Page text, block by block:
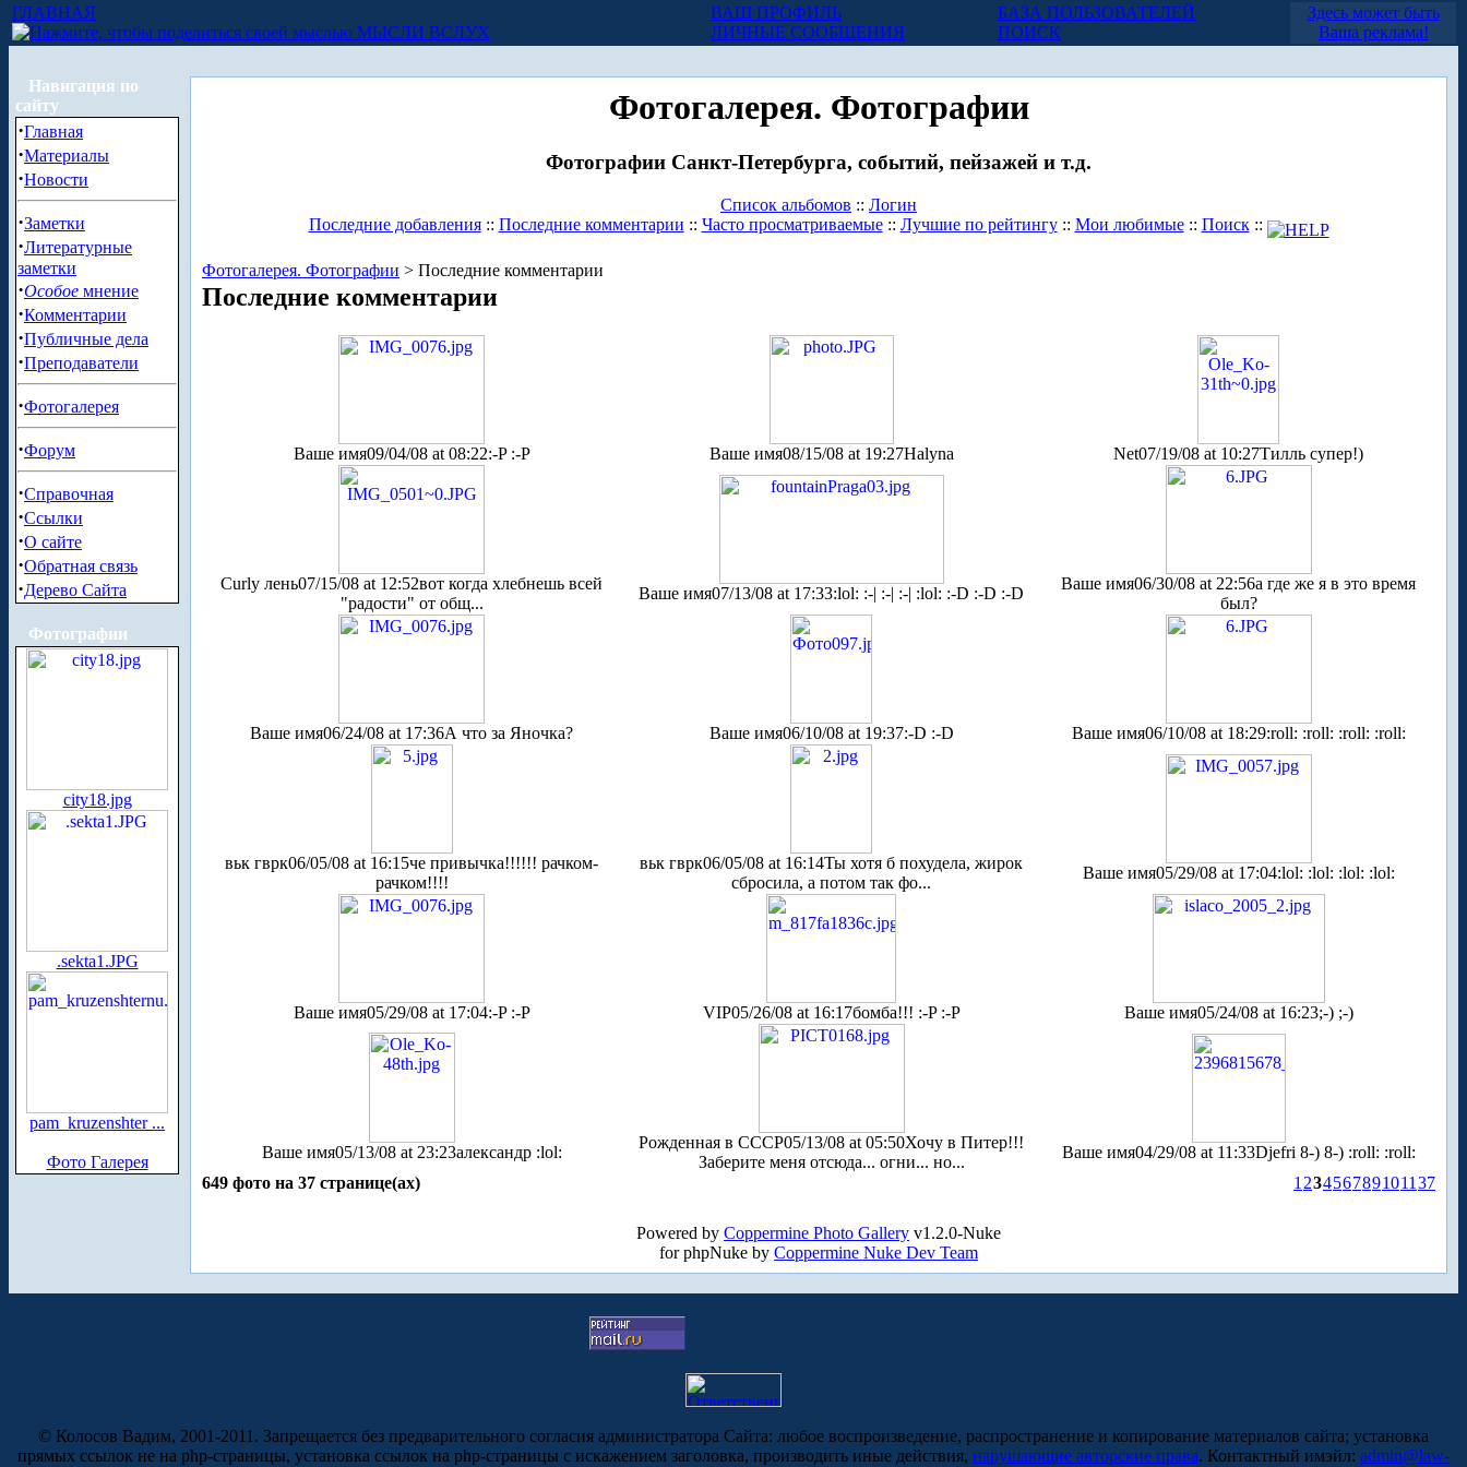
ГЛАВНАЯ
МЫСЛИ ВСЛУХ
ВАШ ПРОФИЛЬ
ЛИЧНЫЕ СООБЩЕНИЯ
БАЗА ПОЛЬЗОВАТЕЛЕЙ
ПОИСК
Здесь может быть
Ваша реклама!
Навигация по
сайту
·Главная
·Материалы
·Новости
·Заметки
·Литературные
заметки
·Особое мнение
·Комментарии
·Публичные дела
·Преподаватели
·Фотогалерея
·Форум
·Справочная
·Ссылки
·О сайте
·Обратная связь
·Дерево Сайта
Фотографии
city18.jpg
.sekta1.JPG
pam_kruzenshter ...
Фото Галерея
Фотогалерея. Фотографии
Фотографии Санкт-Петербурга, событий, пейзажей и т.д.
Список альбомов :: Логин
Последние добавления:: Последние комментарии :: Часто просматриваемые:: Лучшие по рейтингу:: Мои любимые:: Поиск::
Фотогалерея. Фотографии > Последние комментарии
Последние комментарии
Ваше имя09/04/08 at 08:22:-P :-P Ваше имя08/15/08 at 19:27Halyna Net07/19/08 at 10:27Тилль супер!)
Curly лень07/15/08 at 12:52вот когда хлебнешь всей
"радости" от общ...
Ваше имя07/13/08 at 17:33:lol: :-| :-| :-| :lol: :-D :-D :-D
Ваше имя06/30/08 at 22:56а где же я в это время
был?
Ваше имя06/24/08 at 17:36А что за Яночка? Ваше имя06/10/08 at 19:37:-D :-D Ваше имя06/10/08 at 18:29:roll: :roll: :roll: :roll:
вьк гврк06/05/08 at 16:15че привычка!!!!!! рачком-
рачком!!!!
вьк гврк06/05/08 at 16:14Ты хотя б похудела, жирок
сбросила, а потом так фо...
Ваше имя05/29/08 at 17:04:lol: :lol: :lol: :lol:
Ваше имя05/29/08 at 17:04:-P :-P VIP05/26/08 at 16:17бомба!!! :-P :-P Ваше имя05/24/08 at 16:23;-) ;-)
Ваше имя05/13/08 at 23:23александр :lol:
Рожденная в СССР05/13/08 at 05:50Хочу в Питер!!!
Заберите меня отсюда... огни... но...
Ваше имя04/29/08 at 11:33Djefri 8-) 8-) :roll: :roll:
649 фото на 37 странице(ах)
1 234567891011 37
Powered by Coppermine Photo Gallery v1.2.0-Nuke
for phpNuke by Coppermine Nuke Dev Team
© Колосов Вадим, 2001-2011. Запрещается без предварительного согласия администратора Сайта: любое воспроизведение, распространение и копирование материалов сайта; установка
прямых ссылок не на php-страницы, установка ссылок на php-страницы с искажением заголовка, производить иные действия, нарушающие авторские права. Контактный имэйл: admin@law-